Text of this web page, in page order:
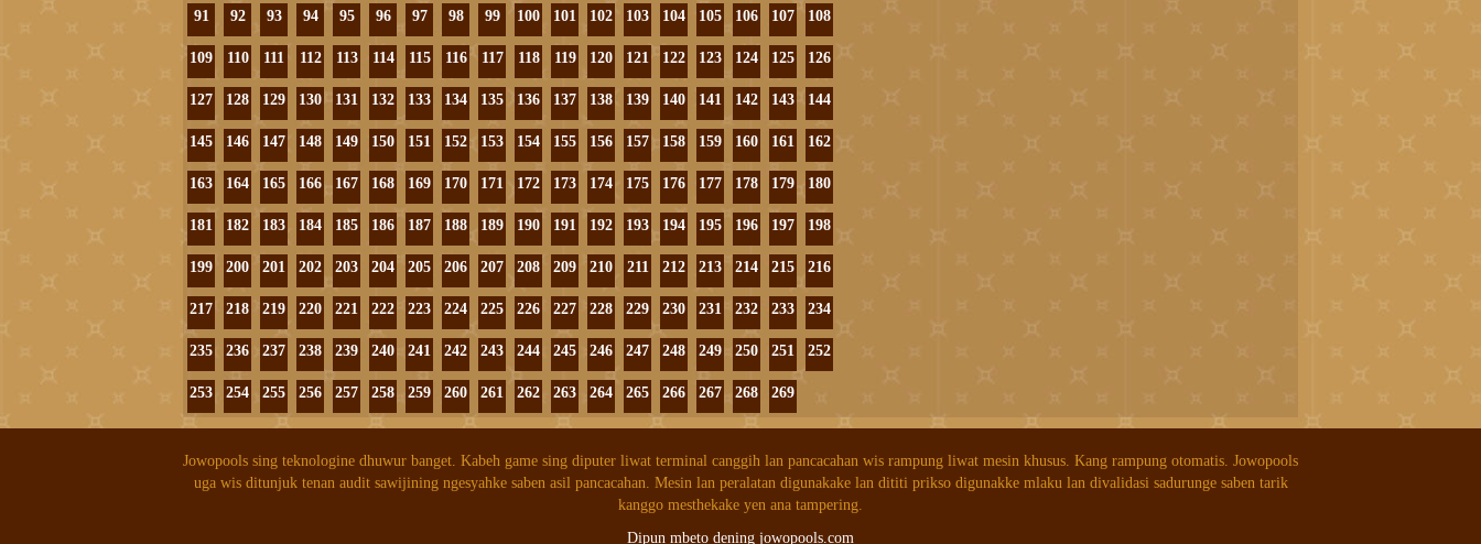
91 92 93 94 95 96 97 98 99 100 101 102 103 104 105 106 107 108
109 110 111 112 113 114 115 116 117 118 119 120 121 122 123 124 125 126
127 128 129 130 131 132 133 134 135 136 137 138 139 140 141 142 143 144
145 146 147 148 149 150 151 152 153 154 155 156 157 158 159 160 161 162
163 164 165 166 167 168 169 170 171 172 173 174 175 176 177 178 179 180
181 182 183 184 185 186 187 188 189 190 191 192 193 194 195 196 197 198
199 200 201 202 203 204 205 206 207 208 209 210 211 212 213 214 215 216
217 218 219 220 221 222 223 224 225 226 227 228 229 230 231 232 233 234
235 236 237 238 239 240 241 242 243 244 245 246 247 248 249 250 251 252
253 254 255 256 257 258 259 260 261 262 263 264 265 266 267 268 269
Jowopools sing teknologine dhuwur banget. Kabeh game sing diputer liwat terminal canggih lan pancacahan wis rampung liwat mesin khusus. Kang rampung otomatis. Jowopools
uga wis ditunjuk tenan audit sawijining ngesyahke saben asil pancacahan. Mesin lan peralatan digunakake lan dititi prikso digunakke mlaku lan divalidasi sadurunge saben tarik
kanggo mesthekake yen ana tampering.
Dipun mbeto dening jowopools.com